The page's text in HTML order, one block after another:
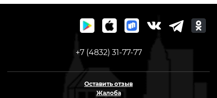
+7 (4832) 31-77-77
Оставить отзыв
Жалоба